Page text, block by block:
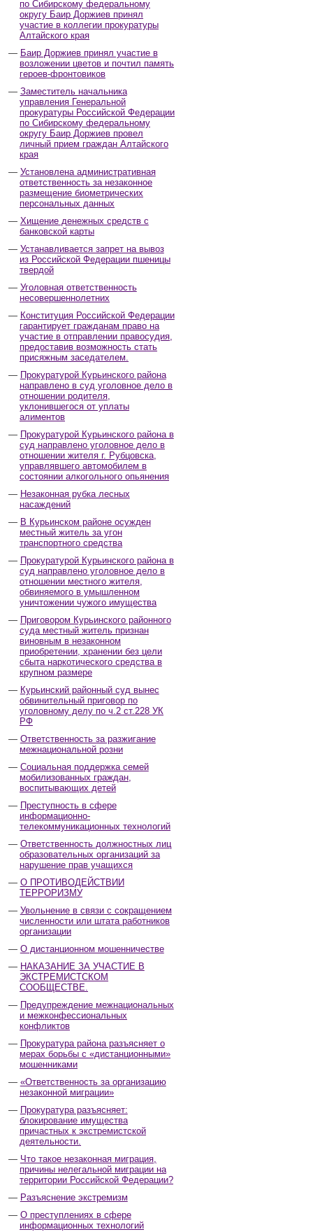
по Сибирскому федеральному
округу Баир Доржиев принял
участие в коллегии прокуратуры
Алтайского края
Баир Доржиев принял участие в
возложении цветов и почтил память
героев-фронтовиков
Заместитель начальника
управления Генеральной
прокуратуры Российской Федерации
по Сибирскому федеральному
округу Баир Доржиев провел
личный прием граждан Алтайского
края
Установлена административная
ответственность за незаконное
размещение биометрических
персональных данных
Хищение денежных средств с
банковской карты
Устанавливается запрет на вывоз
из Российской Федерации пшеницы
твердой
Уголовная ответственность
несовершеннолетних
Конституция Российской Федерации
гарантирует гражданам право на
участие в отправлении правосудия,
предоставив возможность стать
присяжным заседателем.
Прокуратурой Курьинского района
направлено в суд уголовное дело в
отношении родителя,
уклонившегося от уплаты
алиментов
Прокуратурой Курьинского района в
суд направлено уголовное дело в
отношении жителя г. Рубцовска,
управлявшего автомобилем в
состоянии алкогольного опьянения
Незаконная рубка лесных
насаждений
В Курьинском районе осужден
местный житель за угон
транспортного средства
Прокуратурой Курьинского района в
суд направлено уголовное дело в
отношении местного жителя,
обвиняемого в умышленном
уничтожении чужого имущества
Приговором Курьинского районного
суда местный житель признан
виновным в незаконном
приобретении, хранении без цели
сбыта наркотического средства в
крупном размере
Курьинский районный суд вынес
обвинительный приговор по
уголовному делу по ч.2 ст.228 УК
РФ
Ответственность за разжигание
межнациональной розни
Социальная поддержка семей
мобилизованных граждан,
воспитывающих детей
Преступность в сфере
информационно-
телекоммуникационных технологий
Ответственность должностных лиц
образовательных организаций за
нарушение прав учащихся
О ПРОТИВОДЕЙСТВИИ
ТЕРРОРИЗМУ
Увольнение в связи с сокращением
численности или штата работников
организации
О дистанционном мошенничестве
НАКАЗАНИЕ ЗА УЧАСТИЕ В
ЭКСТРЕМИСТСКОМ
СООБЩЕСТВЕ.
Предупреждение межнациональных
и межконфессиональных
конфликтов
Прокуратура района разъясняет о
мерах борьбы с «дистанционными»
мошенниками
«Ответственность за организацию
незаконной миграции»
Прокуратура разъясняет:
блокирование имущества
причастных к экстремистской
деятельности.
Что такое незаконная миграция,
причины нелегальной миграции на
территории Российской Федерации?
Разъяснение экстремизм
О преступлениях в сфере
информационных технологий